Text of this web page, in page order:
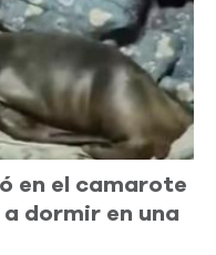
en el camarote
dormir en una